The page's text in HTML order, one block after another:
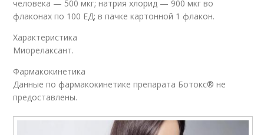
человека — 500 мкг; натрия хлорид — 900 мкг во
флаконах по 100 ЕД; в пачке картонной 1 флакон.
Характеристика
Миорелаксант.
Фармакокинетика
Данные по фармакокинетике препарата Ботокс® не
предоставлены.